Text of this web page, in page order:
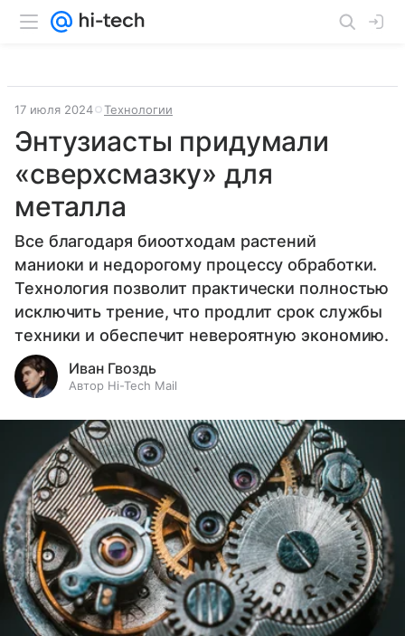
17 июля 2024 Технологии
Энтузиасты придумали
«сверхсмазку» для
металла
Все благодаря биоотходам растений
маниоки и недорогому процессу обработки.
Технология позволит практически полностью
исключить трение, что продлит срок службы
техники и обеспечит невероятную экономию.
Иван Гвоздь
Автор Hi-Tech Mail